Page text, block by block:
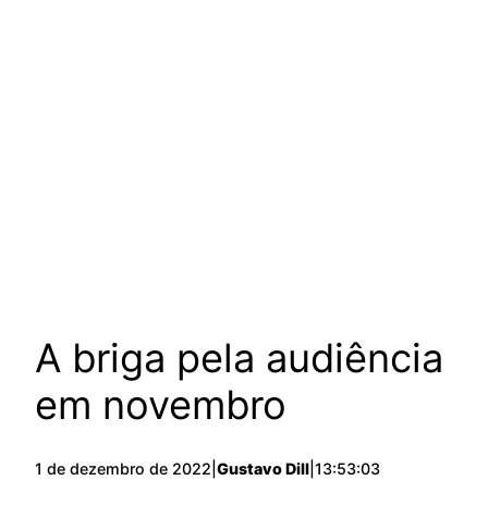
A briga pela audiência
em novembro
1 de dezembro de 2022 Gustavo Dill 13:53:03